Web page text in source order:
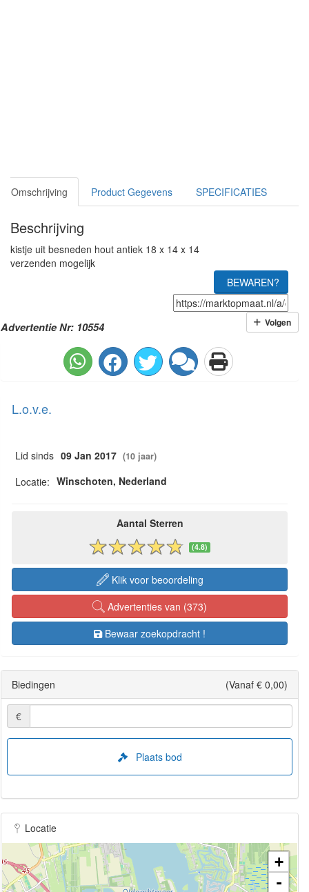
Omschrijving Product Gegevens SPECIFICATIES
Beschrijving
kistje uit besneden hout antiek 18 x 14 x 14
verzenden mogelijk
BEWAREN?
Advertentie Nr: 10554 Volgen
L.o.v.e.
Lid sinds 09 Jan 2017 (10 jaar)
Locatie: Winschoten, Nederland
Aantal Sterren
(4.8)
Klik voor beoordeling
Advertenties van (373)
Bewaar zoekopdracht !
Biedingen (Vanaf € 0,00)
€
Plaats bod
Locatie
+
-